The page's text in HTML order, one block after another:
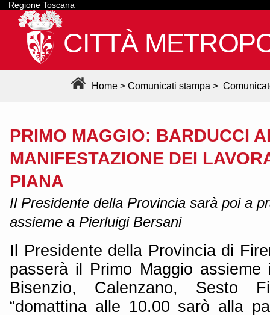
Regione Toscana
CITTÀ
Home > Comunicati stampa >
PRIMO MAGGIO: BARDUCCI
MANIFESTAZIONE DEI
PIANA
Il Presidente della Provincia sarà poi a
assieme a Pierluigi Bersani
Il Presidente della Provincia di
passerà il Primo Maggio
Bisenzio, Calenzano, Sesto
“domattina alle 10.00 sarò alla